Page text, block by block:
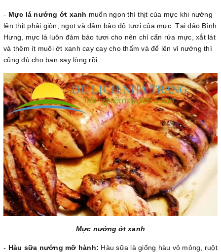
- Mực lá nướng ớt xanh muốn ngon thì thịt của mực khi nướng
lên thịt phải giòn, ngọt và đảm bảo độ tươi của mực. Tại đảo Bình
Hưng, mực lá luôn đảm bảo tươi cho nên chỉ cẩn rửa mực, xắt lát
và thêm ít muôi ớt xanh cay cay cho thấm và để lên vỉ nướng thì
cũng đủ cho bạn say lòng rồi.
Mực nướng ớt xanh
- Hàu sữa nướng mỡ hành: Hàu sữa là giống hàu vỏ mỏng, ruột